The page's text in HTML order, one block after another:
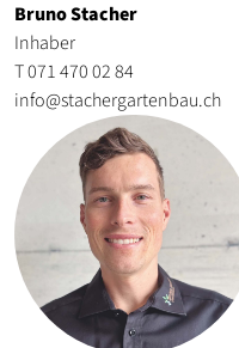
Bruno Stacher
Inhaber
T 071 470 02 84
info@stachergartenbau.ch